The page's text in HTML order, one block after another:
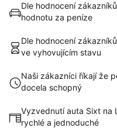
Dle hodnocení
hodnotu za peníze
Dle hodnocení
ve vyhovujícím stavu
Naši zákazníci říkají že
docela schopný
Vyzvednutí auta Sixt na
rychlé a jednoduché